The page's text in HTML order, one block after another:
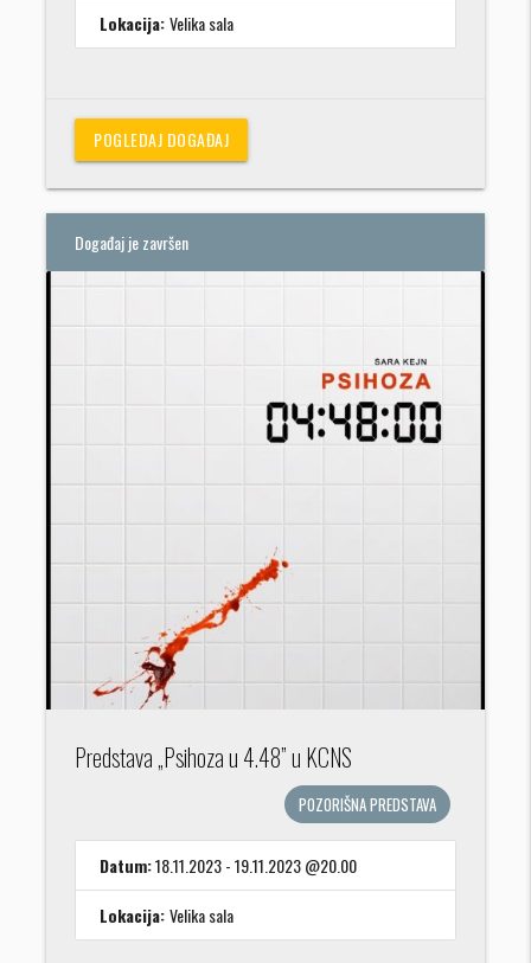
Lokacija:Velika sala
POGLEDAJ DOGAĐAJ
Događaj je završen
Predstava „Psihoza u 4.48” u KCNS
POZORIŠNA PREDSTAVA
Datum:18.11.2023 - 19.11.2023 @20.00
Lokacija:Velika sala